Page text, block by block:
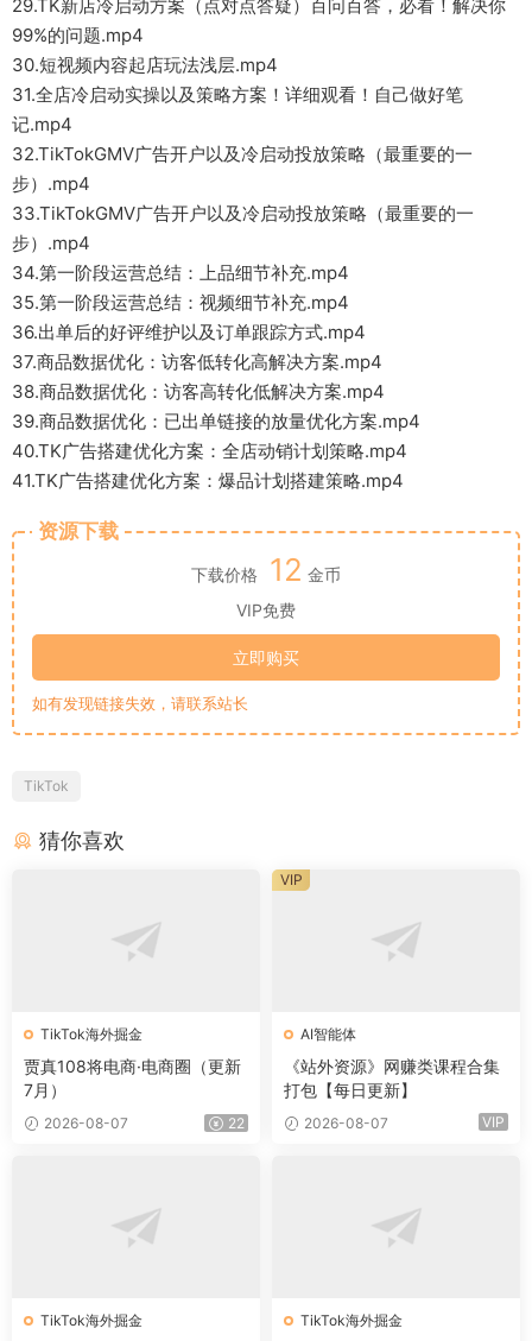
29.TK新店冷启动方案（点对点答疑）百问百答，必看！解决你
99%的问题.mp4
30.短视频内容起店玩法浅层.mp4
31.全店冷启动实操以及策略方案！详细观看！自己做好笔
记.mp4
32.TikTokGMV广告开户以及冷启动投放策略（最重要的一
步）.mp4
33.TikTokGMV广告开户以及冷启动投放策略（最重要的一
步）.mp4
34.第一阶段运营总结：上品细节补充.mp4
35.第一阶段运营总结：视频细节补充.mp4
36.出单后的好评维护以及订单跟踪方式.mp4
37.商品数据优化：访客低转化高解决方案.mp4
38.商品数据优化：访客高转化低解决方案.mp4
39.商品数据优化：已出单链接的放量优化方案.mp4
40.TK广告搭建优化方案：全店动销计划策略.mp4
41.TK广告搭建优化方案：爆品计划搭建策略.mp4
资源下载
下载价格 12 金币
VIP免费
立即购买
如有发现链接失效，请联系站长
TikTok
猜你喜欢
TikTok海外掘金
贾真108将电商·电商圈（更新
7月）
2026-08-07 22
AI智能体
《站外资源》网赚类课程合集
打包【每日更新】
2026-08-07 VIP
VIP
TikTok海外掘金 TikTok海外掘金